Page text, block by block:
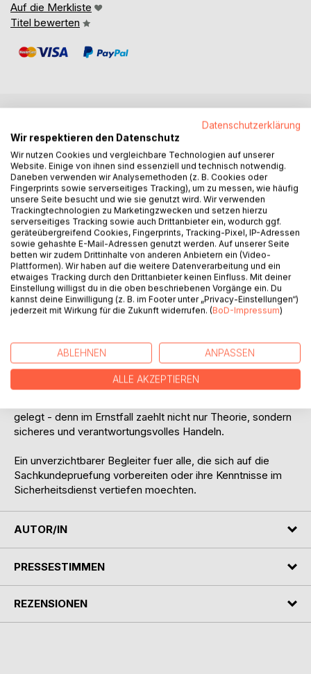
Auf die Merkliste
Titel bewerten
Die Taetigkeit im Sicherheitsdienst erfordert weit mehr als
Praesenz und Aufmerksamkeit - sie verlangt rechtliches
Wissen, Verantwortungsbewusstsein und professionelles
Handeln in jeder Situation. Dieses Buch bereitet gezielt auf
die Sachkundepruefung nach 34a GewO vor und vermittelt
alle wichtigen Inhalte verstaendlich und praxisnah.
Von den rechtlichen Grundlagen ueber den Umgang mit
Menschen bis hin zu Sicherheitstechnik,
Notfallmanagement und dem richtigen Einsatz von
Zwangsmitteln: Der Leser erhaelt einen umfassenden
Sicherheitsgewerbe. Zahlreiche Beispiele, Merksaetze und
Uebungsfragen unterstuetzen dabei, das Wissen
nachhaltig zu festigen.
gelegt - denn im Ernstfall zaehlt nicht nur Theorie, sondern
sicheres und verantwortungsvolles Handeln.
Ein unverzichtbarer Begleiter fuer alle, die sich auf die
Sachkundepruefung vorbereiten oder ihre Kenntnisse im
Sicherheitsdienst vertiefen moechten.
AUTOR/IN
PRESSESTIMMEN
REZENSIONEN
Datenschutzerklärung
Wir respektieren den Datenschutz
Wir nutzen Cookies und vergleichbare Technologien auf unserer
Website. Einige von ihnen sind essenziell und technisch notwendig.
Daneben verwenden wir Analysemethoden (z. B. Cookies oder
Fingerprints sowie serverseitiges Tracking), um zu messen, wie häufig
unsere Seite besucht und wie sie genutzt wird. Wir verwenden
Trackingtechnologien zu Marketingzwecken und setzen hierzu
serverseitiges Tracking sowie auch Drittanbieter ein, wodurch ggf.
geräteübergreifend Cookies, Fingerprints, Tracking-Pixel, IP-Adressen
sowie gehashte E-Mail-Adressen genutzt werden. Auf unserer Seite
betten wir zudem Drittinhalte von anderen Anbietern ein (Video-
Plattformen). Wir haben auf die weitere Datenverarbeitung und ein
etwaiges Tracking durch den Drittanbieter keinen Einfluss. Mit deiner
Einstellung willigst du in die oben beschriebenen Vorgänge ein. Du
kannst deine Einwilligung (z. B. im Footer unter „Privacy-Einstellungen“)
jederzeit mit Wirkung für die Zukunft widerrufen. (BoD-Impressum)
ABLEHNEN ANPASSEN
ALLE AKZEPTIEREN